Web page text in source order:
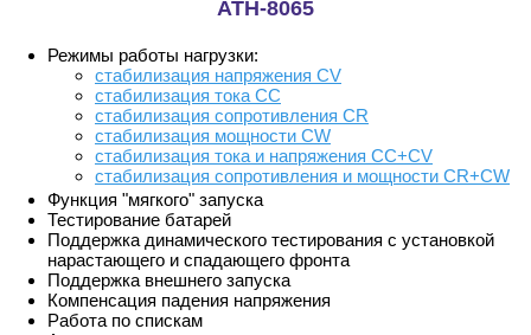
АТН-8065
Режимы работы нагрузки:
стабилизация напряжения CV
стабилизация тока CC
стабилизация сопротивления CR
стабилизация мощности CW
стабилизация тока и напряжения CC+CV
стабилизация сопротивления и мощности CR+CW
Функция "мягкого" запуска
Тестирование батарей
Поддержка динамического тестирования с установкой
нарастающего и спадающего фронта
Поддержка внешнего запуска
Компенсация падения напряжения
Работа по спискам